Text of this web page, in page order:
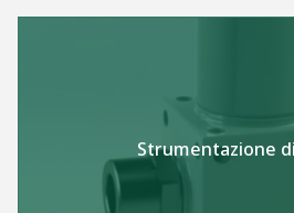
Strumentazione